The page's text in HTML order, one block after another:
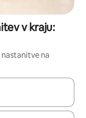
v kraju:
na
tipkama gor in